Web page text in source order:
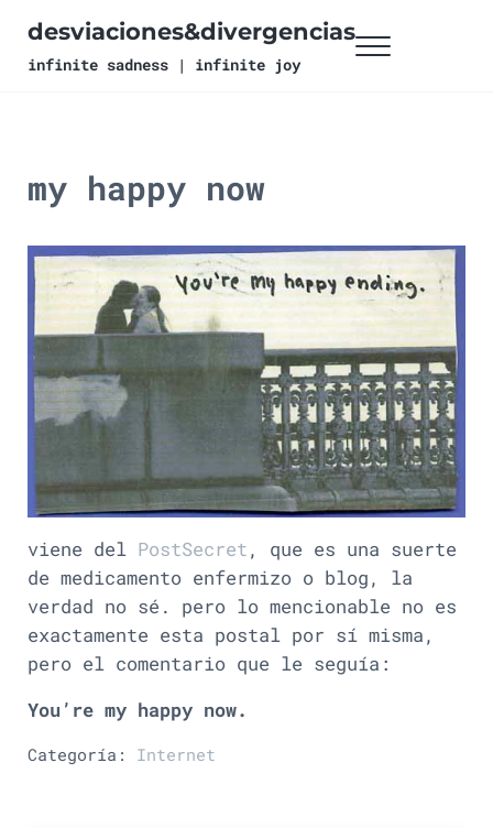
desviaciones&divergencias
infinite sadness | infinite joy Menu
my happy now
viene del PostSecret, que es una suerte
de medicamento enfermizo o blog, la
verdad no sé. pero lo mencionable no es
exactamente esta postal por sí misma,
pero el comentario que le seguía:
You’re my happy now.
Categoría: Internet